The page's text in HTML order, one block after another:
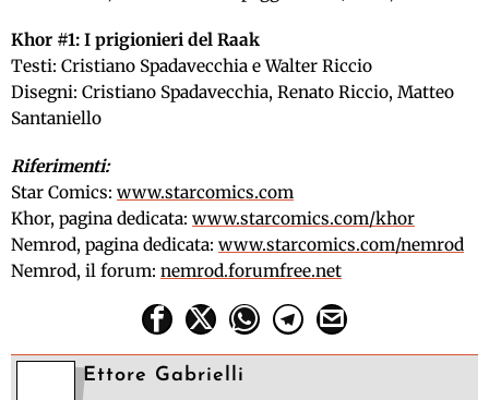
Khor #1: I prigionieri del Raak
Testi: Cristiano Spadavecchia e Walter Riccio
Disegni: Cristiano Spadavecchia, Renato Riccio, Matteo
Santaniello
Riferimenti:
Star Comics: www.starcomics.com
Khor, pagina dedicata: www.starcomics.com/khor
Nemrod, pagina dedicata: www.starcomics.com/nemrod
Nemrod, il forum: nemrod.forumfree.net
Ettore Gabrielli